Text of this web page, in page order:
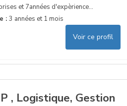
et 7années d'expèrience...
: 3 années et 1 mois
Voir ce profil
, Logistique, Gestion